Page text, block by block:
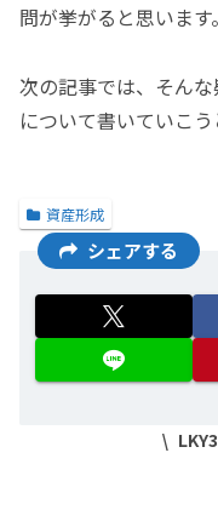
問が挙がると思います。
次の記事では、そんな
について書いていこう
資産形成
シェアする